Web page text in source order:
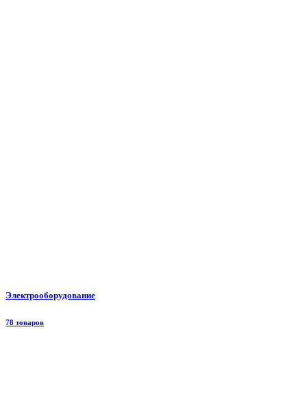
Электрооборудование
78 товаров